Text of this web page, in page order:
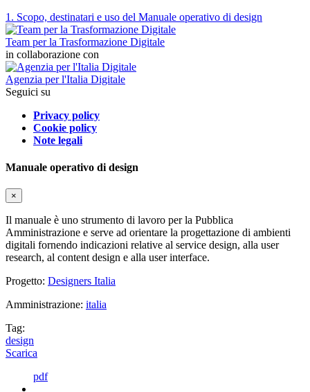
1. Scopo, destinatari e uso del Manuale operativo di design
Team per la Trasformazione Digitale
in collaborazione con
Agenzia per l'Italia Digitale
Seguici su
Privacy policy
Cookie policy
Note legali
Manuale operativo di design
×
Il manuale è uno strumento di lavoro per la Pubblica
Amministrazione e serve ad orientare la progettazione di ambienti
digitali fornendo indicazioni relative al service design, alla user
research, al content design e alla user interface.
Progetto: Designers Italia
Amministrazione: italia
Tag:
design
Scarica
pdf